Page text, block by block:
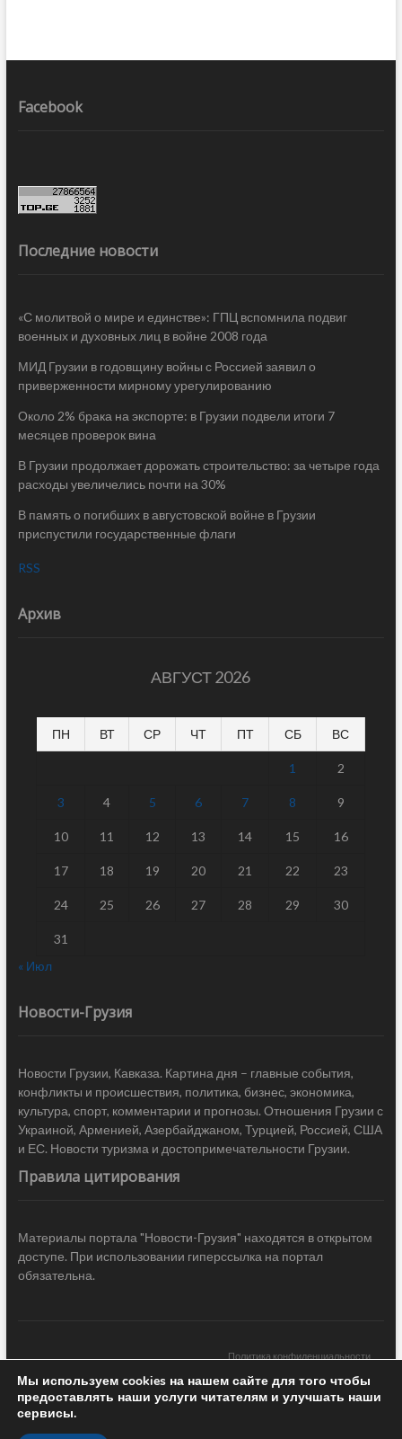
Facebook
Последние новости
«С молитвой о мире и единстве»: ГПЦ вспомнила подвиг
военных и духовных лиц в войне 2008 года
МИД Грузии в годовщину войны с Россией заявил о
приверженности мирному урегулированию
Около 2% брака на экспорте: в Грузии подвели итоги 7
месяцев проверок вина
В Грузии продолжает дорожать строительство: за четыре года
расходы увеличелись почти на 30%
В память о погибших в августовской войне в Грузии
приспустили государственные флаги
RSS
Архив
АВГУСТ 2026
ПН ВТ СР ЧТ ПТ СБ ВС
1 2
3 4 5 6 7 8 9
10 11 12 13 14 15 16
17 18 19 20 21 22 23
24 25 26 27 28 29 30
31
« Июл
Новости-Грузия
Новости Грузии, Кавказа. Картина дня – главные события,
конфликты и происшествия, политика, бизнес, экономика,
культура, спорт, комментарии и прогнозы. Отношения Грузии с
Украиной, Арменией, Азербайджаном, Турцией, Россией, США
и ЕС. Новости туризма и достопримечательности Грузии.
Правила цитирования
Материалы портала "Новости-Грузия" находятся в открытом
доступе. При использовании гиперссылка на портал
обязательна.
Политика конфиденциальности
Новости Грузии| Black Sea Press LTD © 2020 All Rights Reserved /
Design & development —
Мы используем cookies на нашем сайте для того чтобы
предоставлять наши услуги читателям и улучшать наши
сервисы.